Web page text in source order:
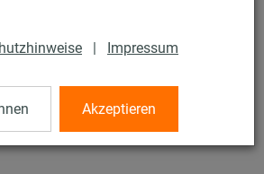
| Impressum
Akzeptieren
Junior® Easy
verzinkt